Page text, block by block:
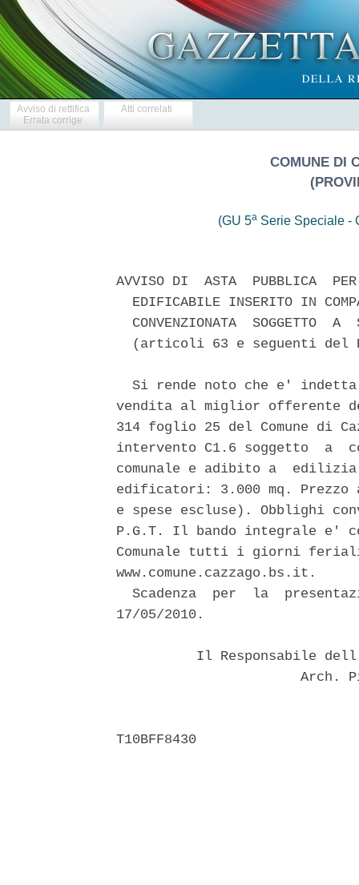
Avviso di rettifica
Errata corrige
Atti correlati
COMUNE DI
(GU 5a Serie Speciale -
AVVISO DI  ASTA  PUBBLICA
EDIFICABILE INSERITO IN
CONVENZIONATA  SOGGETTO  A
(articoli 63 e seguenti
Si rende noto che e'
vendita al miglior offerente
314 foglio 25 del Comune di
intervento C1.6 soggetto  a
comunale e adibito a
edificatori: 3.000 mq. Prezzo
e spese escluse). Obblighi
P.G.T. Il bando integrale e'
Comunale tutti i giorni
www.comune.cazzago.bs.it.
Scadenza  per  la
17/05/2010.
Il Responsabile
Arch.